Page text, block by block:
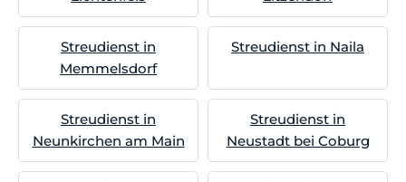
Streudienst in
Memmelsdorf
Streudienst in Naila
Streudienst in
Neunkirchen am Main
Streudienst in
Neustadt bei Coburg